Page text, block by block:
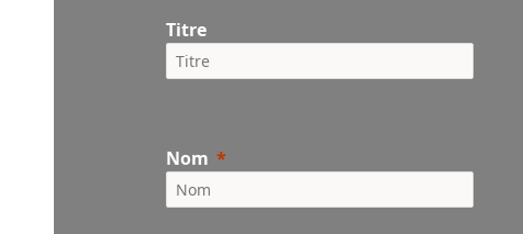
Titre
Nom